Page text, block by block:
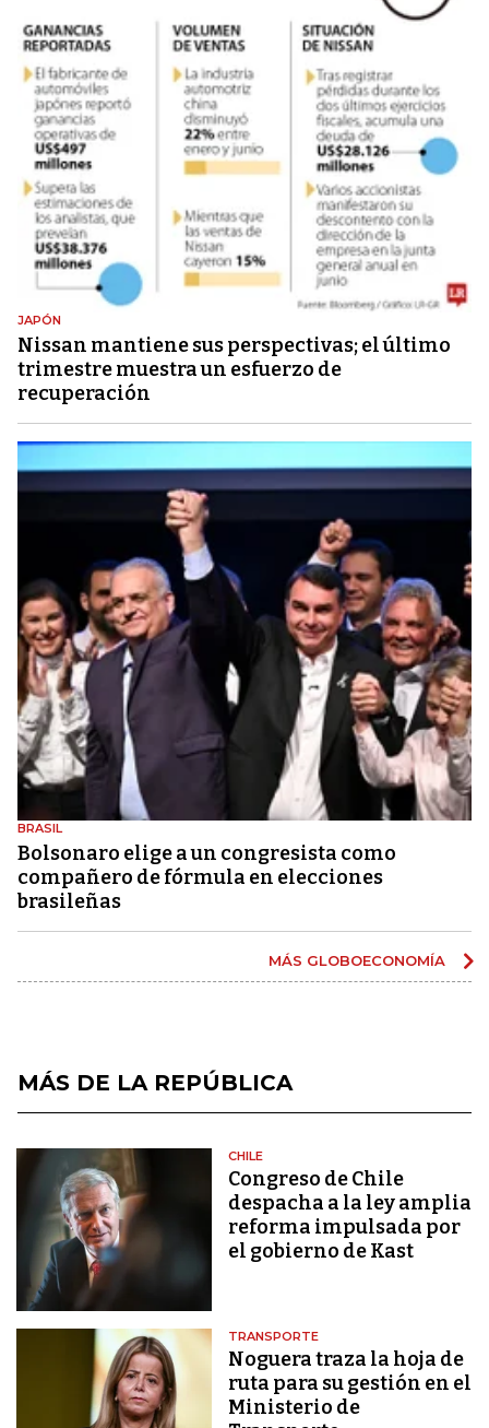
JAPÓN
Nissan mantiene sus perspectivas; el último
trimestre muestra un esfuerzo de
recuperación
BRASIL
Bolsonaro elige a un congresista como
compañero de fórmula en elecciones
brasileñas
MÁS GLOBOECONOMÍA
MÁS DE LA REPÚBLICA
CHILE
Congreso de Chile
despacha a la ley amplia
reforma impulsada por
el gobierno de Kast
TRANSPORTE
Noguera traza la hoja de
ruta para su gestión en el
Ministerio de